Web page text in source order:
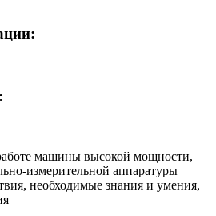
машины высокой мощности,
измерительной аппаратуры
необходимые знания и умения,